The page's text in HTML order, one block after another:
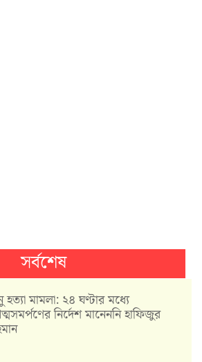
সর্বশেষ
হত্যা মামলা: ২৪ ঘণ্টার মধ্যে
নির্দেশ মানেননি হাফিজুর